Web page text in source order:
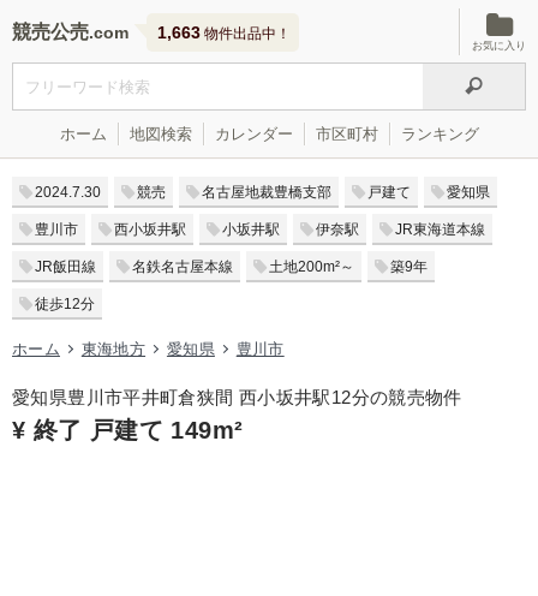
競売公売 1,663 物件出品中！
お気に入り
ホーム 地図検索 カレンダー 市区町村 ランキング
2024.7.30 競売 名古屋地裁豊橋支部 戸建て 愛知県
豊川市 西小坂井駅 小坂井駅 伊奈駅 JR東海道本線
JR飯田線 名鉄名古屋本線 土地200m²～ 築9年
徒歩12分
ホーム 東海地方 愛知県 豊川市
愛知県豊川市平井町倉狭間 西小坂井駅12分の競売物件
¥ 終了 戸建て 149m²